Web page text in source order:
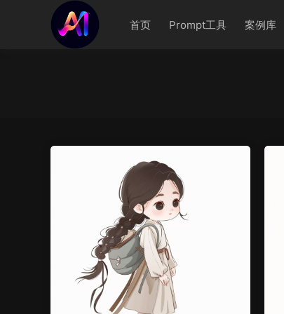
首页 Prompt工具 案例库